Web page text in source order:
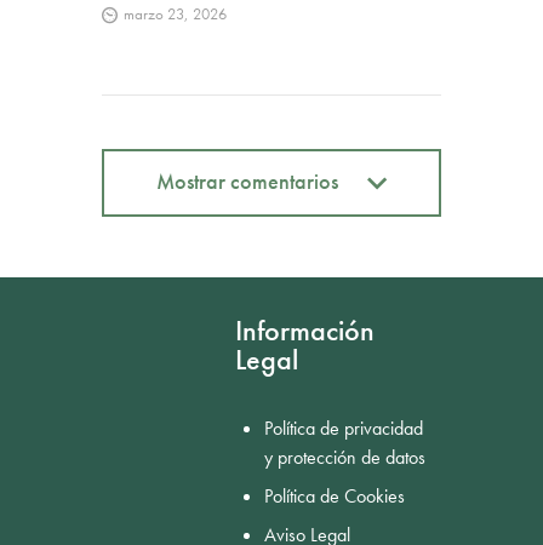
marzo 23, 2026
Mostrar comentarios
Información
Legal
Política de privacidad
y protección de datos
Política de Cookies
Aviso Legal